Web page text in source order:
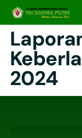
2024